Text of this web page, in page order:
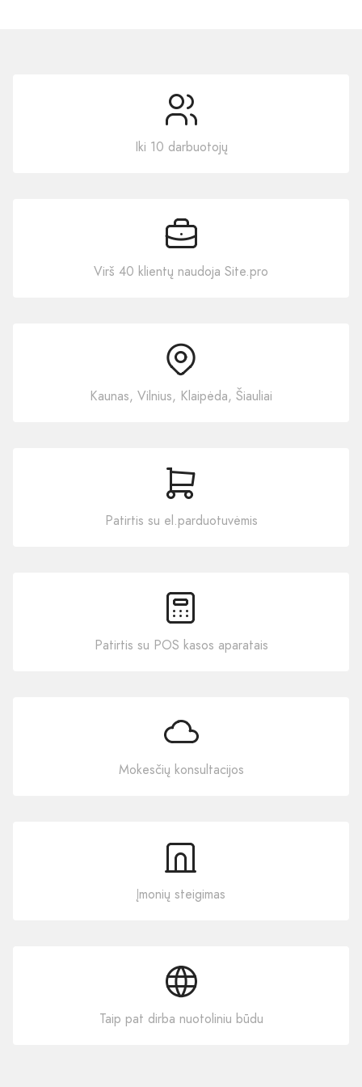
Iki 10 darbuotojų
Virš 40 klientų naudoja Site.pro
Kaunas, Vilnius, Klaipėda, Šiauliai
Patirtis su el.parduotuvėmis
Patirtis su POS kasos aparatais
Mokesčių konsultacijos
Įmonių steigimas
Taip pat dirba nuotoliniu būdu